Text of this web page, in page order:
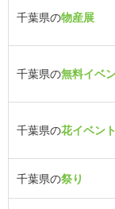
千葉県の物産展
千葉県の無料イベ
千葉県の花イベント
千葉県の祭り